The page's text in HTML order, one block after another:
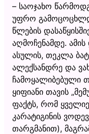
– საოჯახო
უფრო
წლების
აღმოჩენამდე.
ასულის, თეკლა
ალექსანდრე და
ჩამოყალიბებული
ყიფიანი თავის
ფაქტს, რომ
კარატიგინის
თარგმანით),